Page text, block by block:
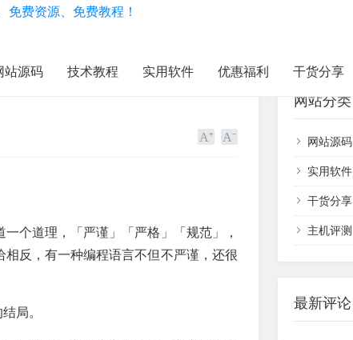
站源码 技术教程 实用软件 优惠福利 干货分享
个道理，「严谨」「严格」「规范」，
反，有一种编程语言不但不严谨，还很
局。
网站分类
网站源码
实用软件
干货分享
主机评测
最新评论